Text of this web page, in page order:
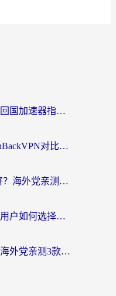
美国看世界杯总卡？这篇回国加速器指南帮你无缝刷国内资源（附苹果手机VPN设置步骤）
穿梭VPN好用吗？和FlashBackVPN对比哪个回国效果更好？
Quickback和小黑牛哪个好？海外党亲测指南，选对回国加速器秒回国内
迅游和银河好用吗？海外用户如何选择回国加速器实现无缝访问国内资源
穿梭和奇游手游好用吗？海外党亲测3款回国加速器，附蜜蜂加速器七天试用攻略